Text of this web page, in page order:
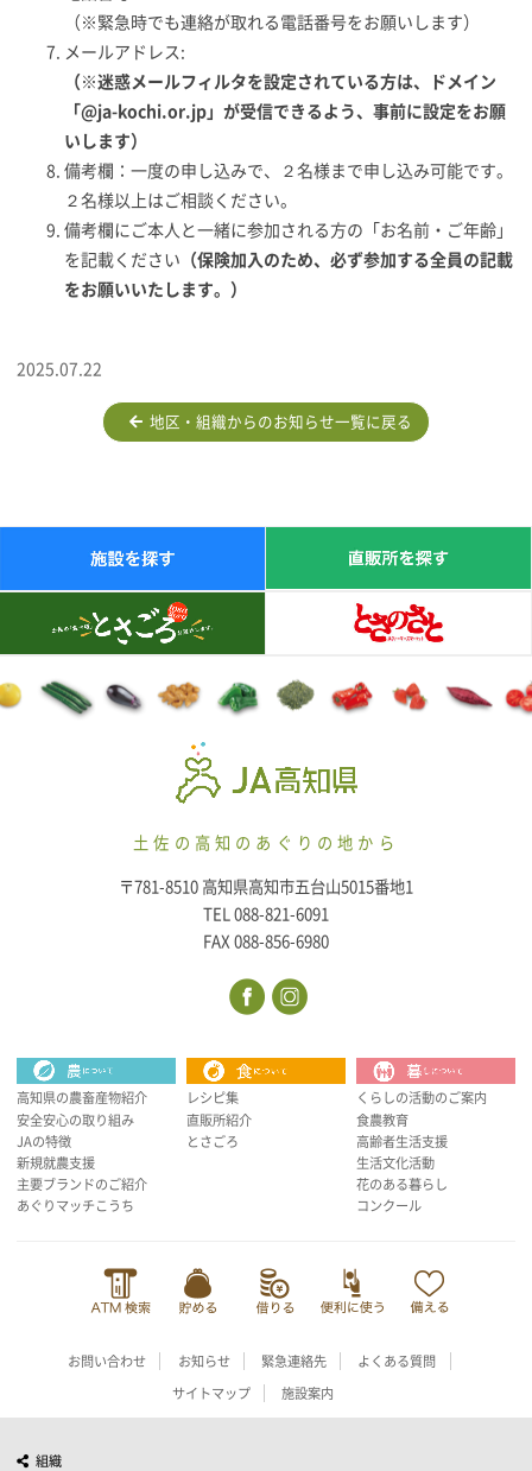
（※緊急時でも連絡が取れる電話番号をお願いします）
メールアドレス:
（ ※迷惑メールフィルタを設定されている方は、ドメイン
「 @ja-kochi.or.jp 」が受信できるよう、事前に設定をお願
いします）
備考欄：一度の申し込みで、２名様まで申し込み可能です。
２名様以上はご相談ください。
備考欄にご本人と一緒に参加される方の「お名前・ご年齢」
を記載ください （保険加入のため、必ず参加する全員の記載
をお願いいたします。）
2025.07.22
地区・組織からのお知らせ一覧に戻る
土佐の高知のあぐりの地から
〒781-8510 高知県高知市五台山5015番地1
TEL 088-821-6091
FAX 088-856-6980
高知県の農畜産物紹介
安全安心の取り組み
JAの特徴
新規就農支援
主要ブランドのご紹介
あぐりマッチこうち
レシピ集
直販所紹介
とさごろ
くらしの活動のご案内
食農教育
高齢者生活支援
生活文化活動
花のある暮らし
コンクール
お問い合わせ お知らせ 緊急連絡先 よくある質問
サイトマップ 施設案内
組織